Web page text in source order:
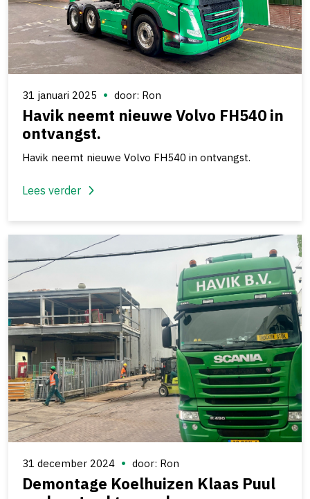
31 januari 2025 door: Ron
Havik neemt nieuwe Volvo FH540 in
ontvangst.
Havik neemt nieuwe Volvo FH540 in ontvangst.
Lees verder
31 december 2024 door: Ron
Demontage Koelhuizen Klaas Puul